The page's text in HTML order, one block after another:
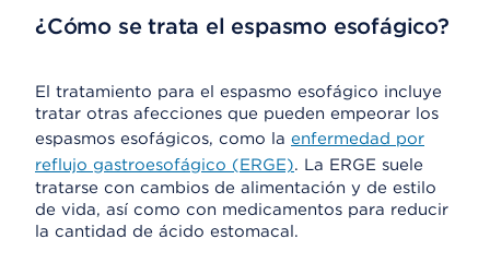
¿Cómo se trata el espasmo esofágico?
El tratamiento para el espasmo esofágico incluye
tratar otras afecciones que pueden empeorar los
espasmos esofágicos, como la enfermedad por
reflujo gastroesofágico (ERGE). La ERGE suele
tratarse con cambios de alimentación y de estilo
de vida, así como con medicamentos para reducir
la cantidad de ácido estomacal.